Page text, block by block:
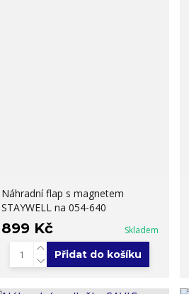
Náhradní flap s magnetem
STAYWELL na 054-640
899 Kč Skladem
Přidat do košíku